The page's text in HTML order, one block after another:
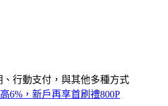
行動支付，與其他多種方式
6%，新戶再享首刷禮800P